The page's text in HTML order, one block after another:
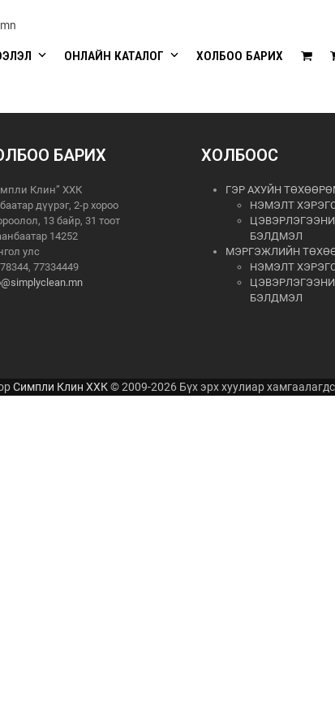
ОНЛАЙН КАТАЛОГ ХОЛБОО БАРИХ
БАРИХ
Клин” ХХК
дүүрэг, 2-р хороо
13 байр, 31 тоот
14252
улс
77334449
ХОЛБООС
ГЭР АХУЙН
НЭМЭЛТ
БЭЛДМЭЛ
МЭРГЭЖЛИЙН
НЭМЭЛТ
БЭЛДМЭЛ
Симпли Клин ХХК© 2009-2026 Бүх эрх хуулиар